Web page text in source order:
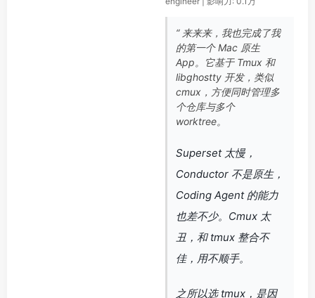
“ 来来来，我也完成了我
的第一个 Mac 原生
App。它基于 Tmux 和
libghostty 开发，类似
cmux，方便同时管理多
个仓库与多个
worktree。
Superset 太慢，
Conductor 不是原生，
Coding Agent 的能力
也差不少。Cmux 太
丑，和 tmux 整合不
佳，用不顺手。
之所以选 tmux，是因